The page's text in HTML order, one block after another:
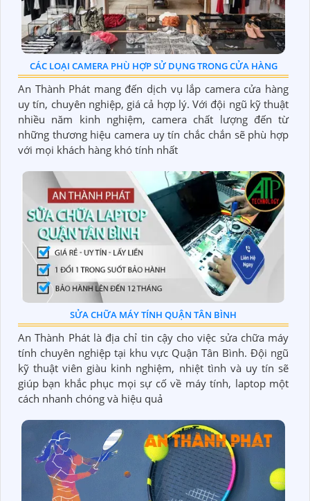
CÁC LOẠI CAMERA PHÙ HỢP SỬ DỤNG TRONG CỬA HÀNG
An Thành Phát mang đến dịch vụ lắp camera cửa hàng
uy tín, chuyên nghiệp, giá cả hợp lý. Với đội ngũ kỹ thuật
nhiều năm kinh nghiệm, camera chất lượng đến từ
những thương hiệu camera uy tín chắc chắn sẽ phù hợp
với mọi khách hàng khó tính nhất
SỬA CHỮA MÁY TÍNH QUẬN TÂN BÌNH
An Thành Phát là địa chỉ tin cậy cho việc sửa chữa máy
tính chuyên nghiệp tại khu vực Quận Tân Bình. Đội ngũ
kỹ thuật viên giàu kinh nghiệm, nhiệt tình và uy tín sẽ
giúp bạn khắc phục mọi sự cố về máy tính, laptop một
cách nhanh chóng và hiệu quả